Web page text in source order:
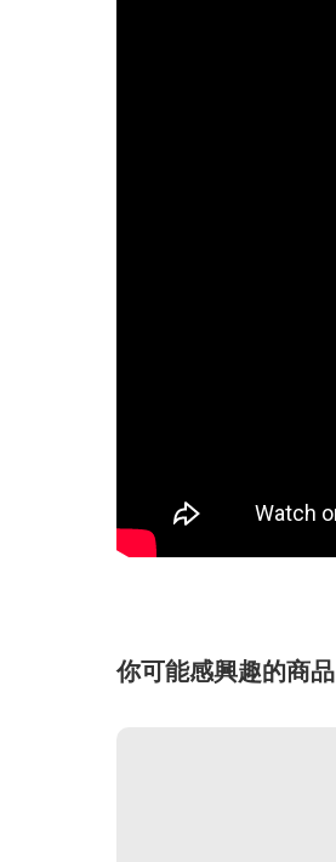
你可能感興趣的商品